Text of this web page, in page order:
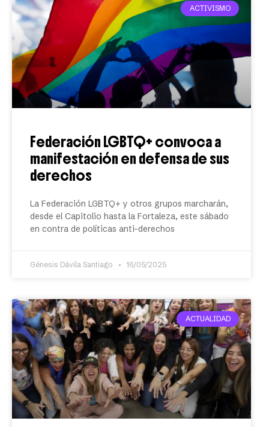
ACTIVISMO
Federación LGBTQ+ convoca a
manifestación en defensa de sus
derechos
La Federación LGBTQ+ y otros grupos marcharán,
desde el Capitolio hasta la Fortaleza, este sábado
en contra de políticas anti-derechos
Génesis Dávila Santiago 16/05/2025
ACTUALIDAD